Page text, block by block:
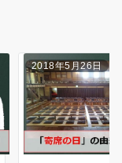
2018年5月26日